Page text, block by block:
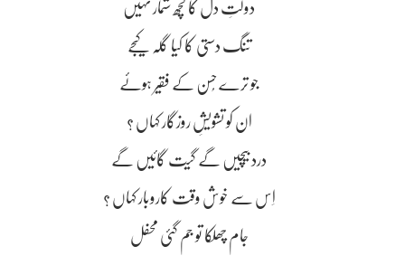
دولتِ دل کا کچھ شمار نہیں
تنگ دستی کا کیا گلہ کیجے
جو ترے حُسن کے فقیر ہوئے
ان کو تشویشِ روزگار کہاں ؟
درد بیچیں گے گیت گائیں گے
اِس سے خوش وقت کاروبار کہاں ؟
جام چھلکا تو جم گئی محفل